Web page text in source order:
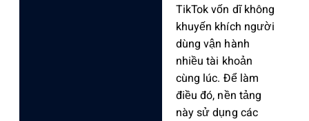
TikTok vốn dĩ không
khuyến khích người
dùng vận hành
nhiều tài khoản
cùng lúc. Để làm
điều đó, nền tảng
này sử dụng các